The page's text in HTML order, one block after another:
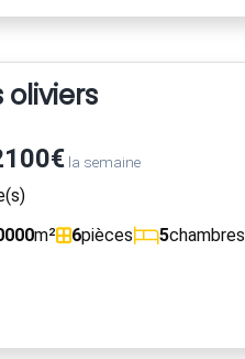
la semaine
m² 6pièces 5chambres